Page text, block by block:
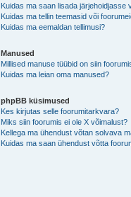
Kuidas ma saan lisada järjehoidjasse
Kuidas ma tellin teemasid või
Kuidas ma eemaldan tellimusi?
Manused
Millised manuse tüübid on siin
Kuidas ma leian oma manused?
phpBB küsimused
Kes kirjutas selle foorumitarkvara?
Miks siin foorumis ei ole X võimalust?
Kellega ma ühendust võtan solvava
Kuidas ma saan ühendust võtta